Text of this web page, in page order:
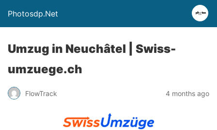
Photosdp.Net
Umzug in Neuchâtel | Swiss-
umzuege.ch
FlowTrack 4 months ago